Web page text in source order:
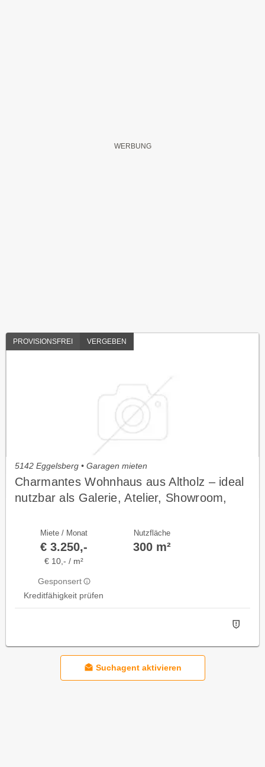
PROVISIONSFREI VERGEBEN
5142 Eggelsberg • Garagen mieten
Charmantes Wohnhaus aus Altholz – ideal
nutzbar als Galerie, Atelier, Showroom,
Miete / Monat
€ 3.250,-
€ 10,- / m²
Gesponsert
Kreditfähigkeit prüfen
Nutzfläche
300 m²
Suchagent aktivieren